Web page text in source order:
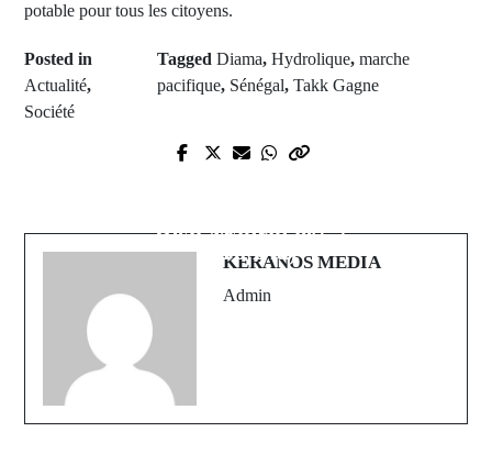
potable pour tous les citoyens.
Posted in
Actualité,
Société
Tagged Diama, Hydrolique, marche
pacifique, Sénégal, Takk Gagne
Monsieur le Président, Montrez-
Yoro Dia)
Real Madrid le ...
KERANOS MEDIA
Admin